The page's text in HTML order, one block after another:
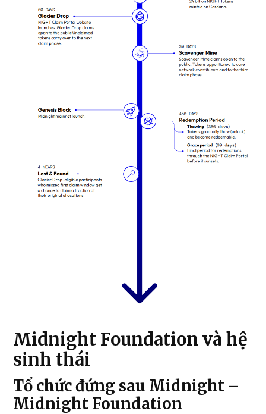
Midnight Foundation và hệ
sinh thái
Tổ chức đứng sau Midnight –
Midnight Foundation